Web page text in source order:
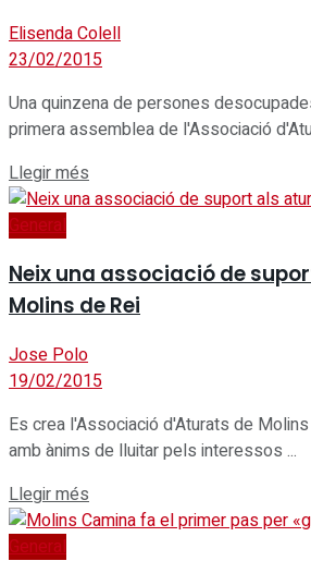
Elisenda Colell
23/02/2015
Una quinzena de persones
primera assemblea de l'Associació
Llegir més
General
Neix una associació de
Molins de Rei
Jose Polo
19/02/2015
Es crea l'Associació d'Aturats de
amb ànims de lluitar pels interessos ...
Llegir més
General